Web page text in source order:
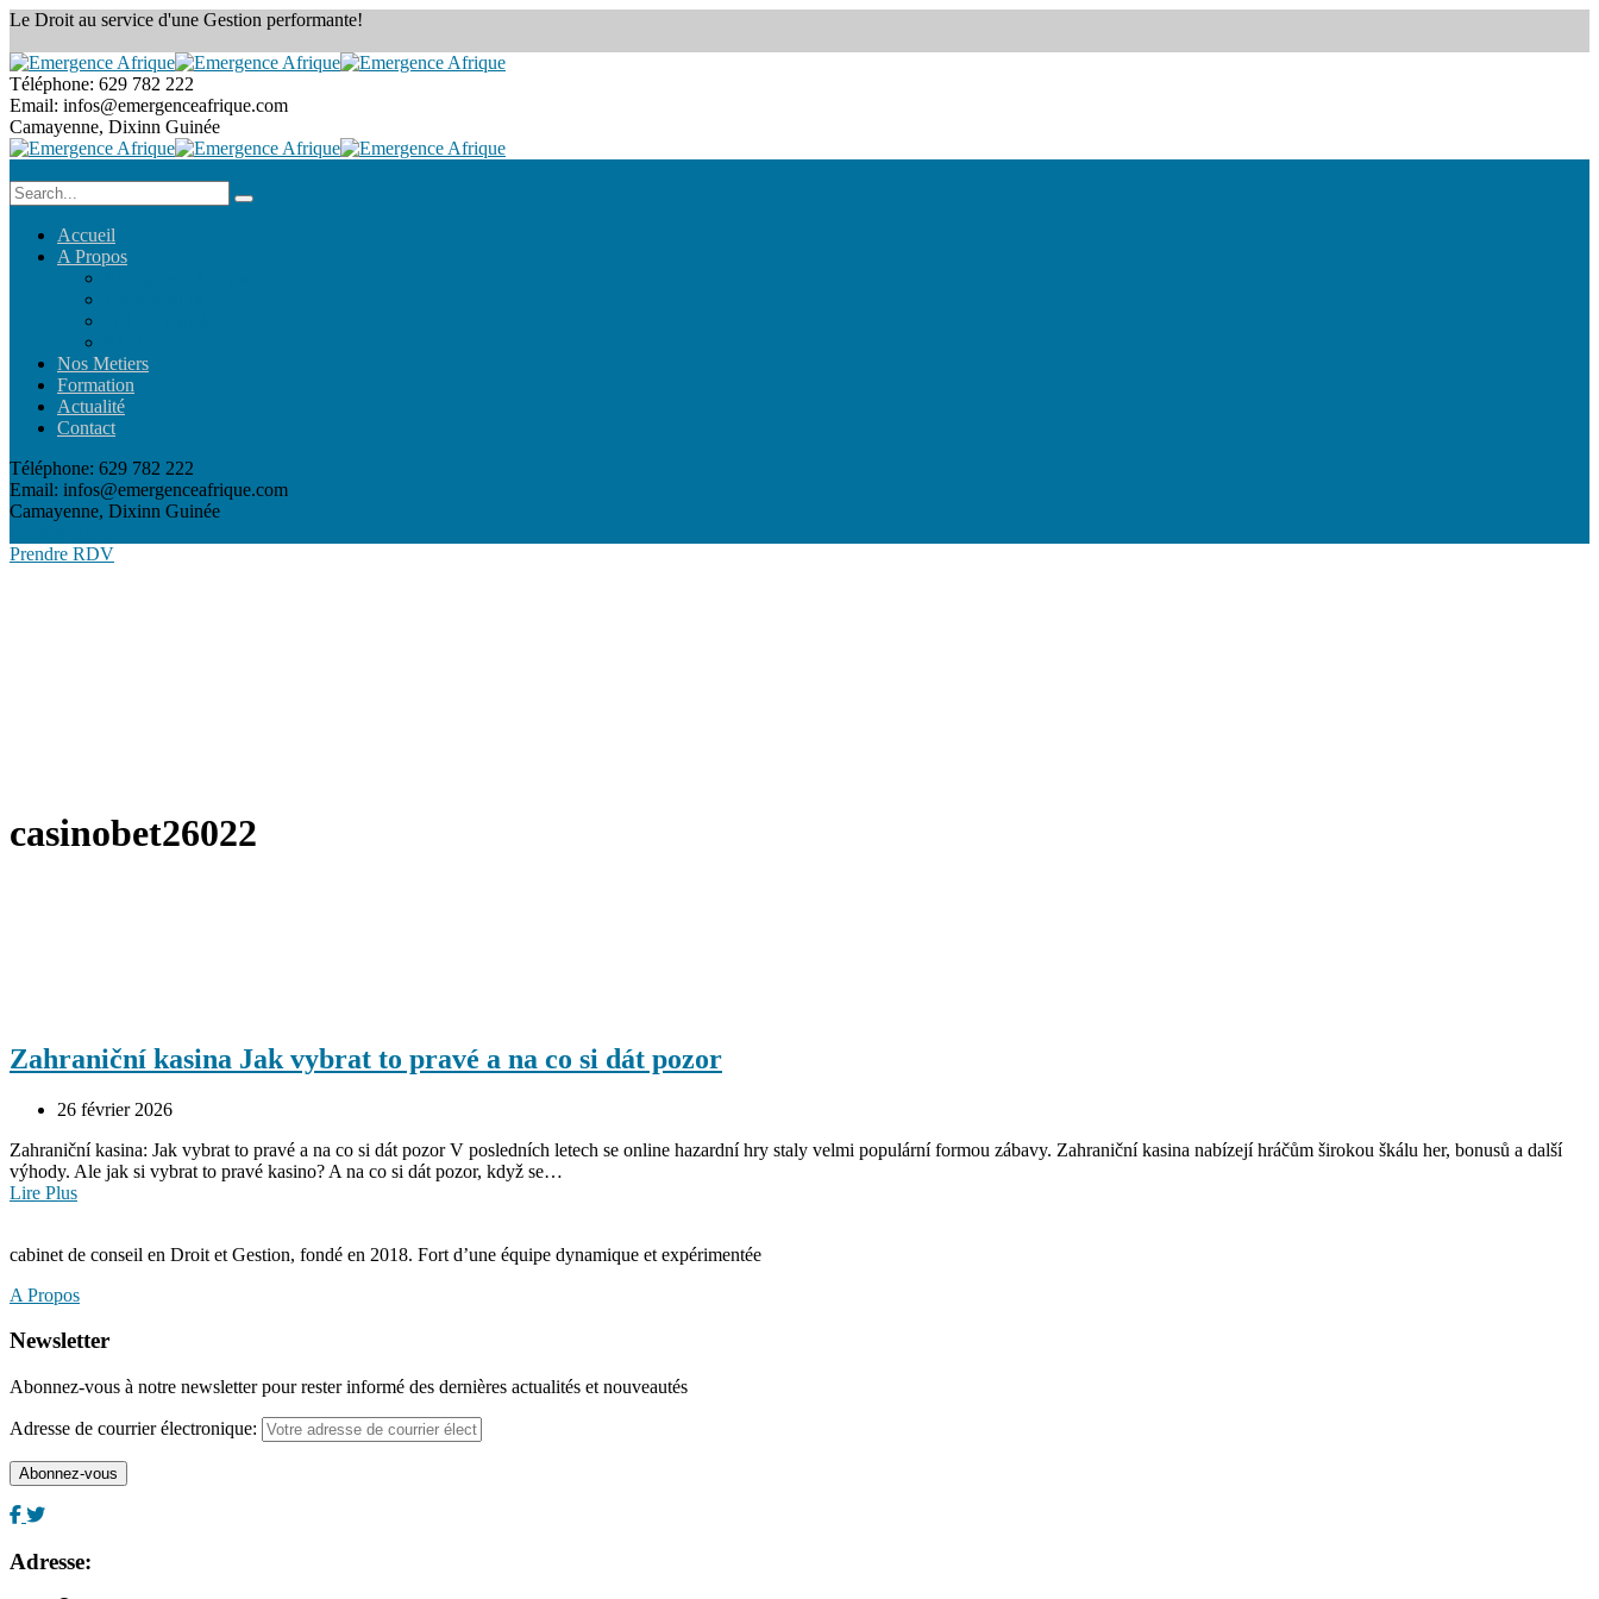
Le Droit au service d'une Gestion performante!
Téléphone: 629 782 222
Email: infos@emergenceafrique.com
Camayenne, Dixinn Guinée
Accueil
A Propos
Nos Metiers
Formation
Actualité
Contact
Téléphone: 629 782 222
Email: infos@emergenceafrique.com
Camayenne, Dixinn Guinée
Prendre RDV
casinobet26022
Zahraniční kasina Jak vybrat to pravé a na co si dát pozor
26 février 2026
Zahraniční kasina: Jak vybrat to pravé a na co si dát pozor V posledních letech se online hazardní hry staly velmi populární formou zábavy. Zahraniční kasina nabízejí hráčům širokou škálu her, bonusů a další
výhody. Ale jak si vybrat to pravé kasino? A na co si dát pozor, když se…
Lire Plus
cabinet de conseil en Droit et Gestion, fondé en 2018. Fort d’une équipe dynamique et expérimentée
A Propos
Newsletter
Abonnez-vous à notre newsletter pour rester informé des dernières actualités et nouveautés
Adresse de courrier électronique:
Adresse: